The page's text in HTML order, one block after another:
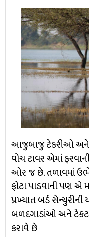
આજુબાજુ ટેકરીઓ અને
વોચ ટાવર એમાં
ઓર જ છે. તળાવમાં
ફોટા પાડવાની પણ
પ્રખ્યાત બર્ડ
બળદગાડાંઓ અને
કરાવે છે